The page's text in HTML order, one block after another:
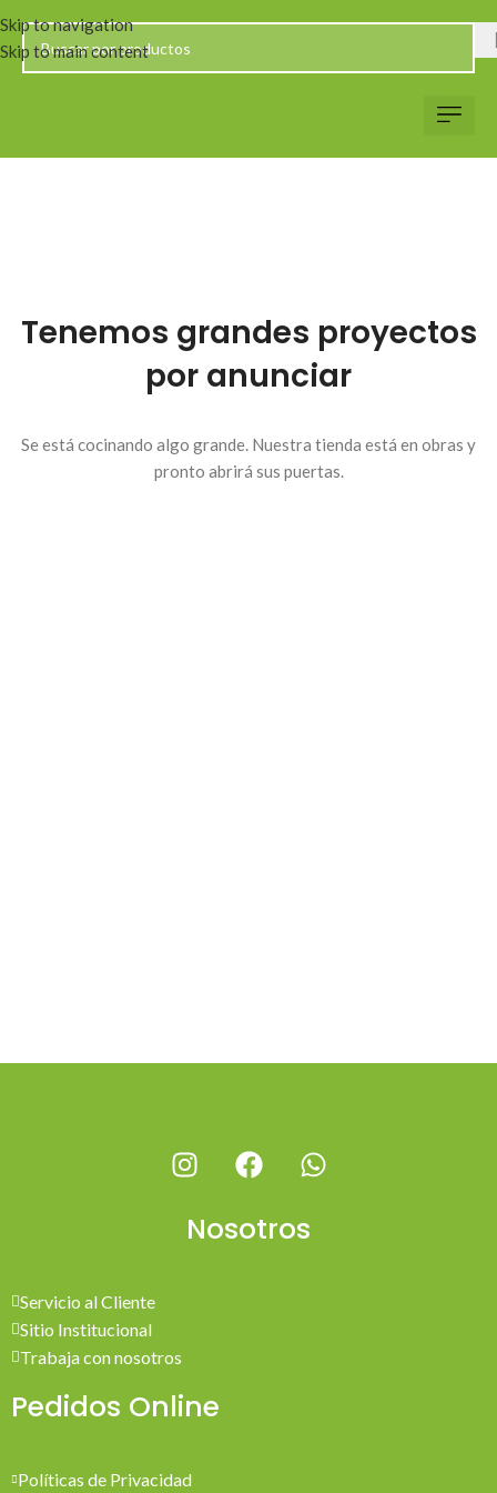
Skip to navigation
Skip to main content
Tenemos grandes proyectos
por anunciar
Se está cocinando algo grande. Nuestra tienda está en obras y
pronto abrirá sus puertas.
Nosotros
Servicio al Cliente
Sitio Institucional
Trabaja con nosotros
Pedidos Online
Políticas de Privacidad